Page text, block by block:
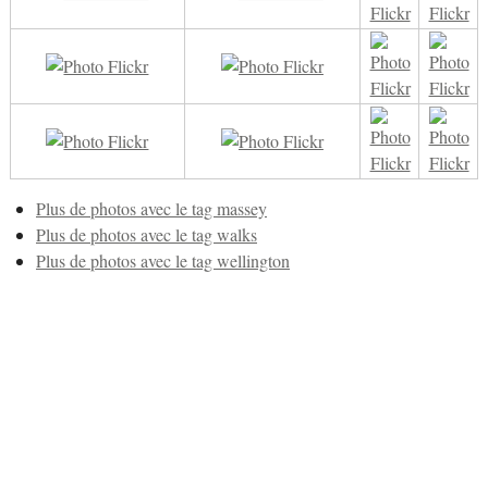
Plus de photos avec le tag massey
Plus de photos avec le tag walks
Plus de photos avec le tag wellington